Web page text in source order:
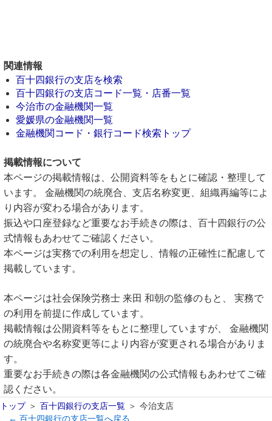
関連情報
百十四銀行の支店を検索
百十四銀行の支店コード一覧・店番一覧
今治市の金融機関一覧
愛媛県の金融機関一覧
金融機関コード・銀行コード検索トップ
掲載情報について
本ページの掲載情報は、公開資料等をもとに確認・整理して
います。 金融機関の統廃合、支店名称変更、組織再編等によ
り内容が変わる場合があります。
振込や口座登録など重要なお手続きの際は、百十四銀行の公
式情報もあわせてご確認ください。
本ページは実務での利用を想定し、情報の正確性に配慮して
掲載しています。
本ページは社会保険労務士 来田 和朝の監修のもと、 実務で
の利用を前提に作成しています。
掲載情報は公開資料等をもとに整理していますが、 金融機関
の統廃合や名称変更等により内容が変更される場合がありま
す。
重要なお手続きの際は各金融機関の公式情報もあわせてご確
認ください。
トップ 百十四銀行の支店一覧
今治支店
← 百十四銀行の支店一覧へ戻る